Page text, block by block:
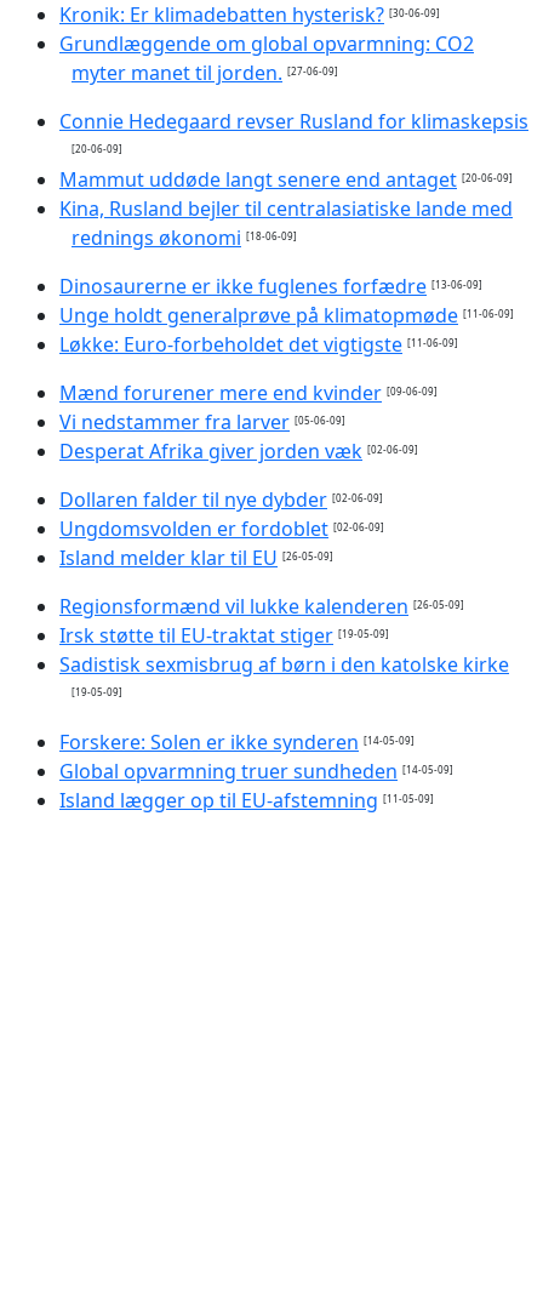
Kronik: Er klimadebatten hysterisk? [30-06-09]
Grundlæggende om global opvarmning: CO2
myter manet til jorden. [27-06-09]
Connie Hedegaard revser Rusland for klimaskepsis
[20-06-09]
Mammut uddøde langt senere end antaget [20-06-09]
Kina, Rusland bejler til centralasiatiske lande med
rednings økonomi [18-06-09]
Dinosaurerne er ikke fuglenes forfædre [13-06-09]
Unge holdt generalprøve på klimatopmøde [11-06-09]
Løkke: Euro-forbeholdet det vigtigste [11-06-09]
Mænd forurener mere end kvinder [09-06-09]
Vi nedstammer fra larver [05-06-09]
Desperat Afrika giver jorden væk [02-06-09]
Dollaren falder til nye dybder [02-06-09]
Ungdomsvolden er fordoblet [02-06-09]
Island melder klar til EU [26-05-09]
Regionsformænd vil lukke kalenderen [26-05-09]
Irsk støtte til EU-traktat stiger [19-05-09]
Sadistisk sexmisbrug af børn i den katolske kirke
[19-05-09]
Forskere: Solen er ikke synderen [14-05-09]
Global opvarmning truer sundheden [14-05-09]
Island lægger op til EU-afstemning [11-05-09]